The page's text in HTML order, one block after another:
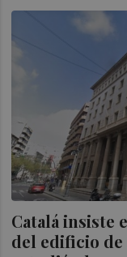
Catalá insiste
del edificio de